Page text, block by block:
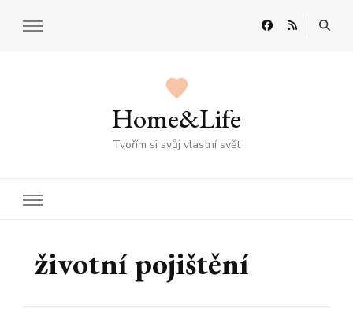
Home&Life
Tvořím si svůj vlastní svět
životní pojištění